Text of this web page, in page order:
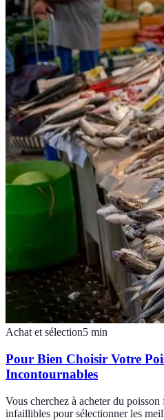
Achat et sélection5 min
Pour Bien Choisir Votre
Incontournables
Vous cherchez à acheter du
infaillibles pour sélectionner les